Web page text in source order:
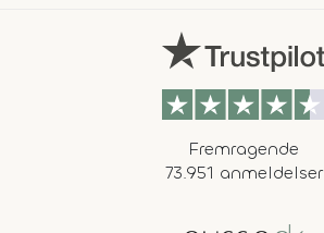
Fremragende
73.951 anmeldelser